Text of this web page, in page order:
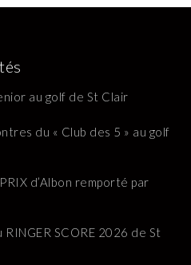
au golf de St Clair
du « Club des 5 » au golf
d’Albon remporté par
SCORE 2026 de St